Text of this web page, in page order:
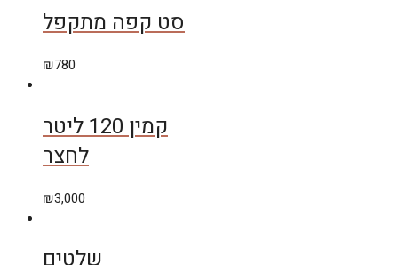
סט קפה מתקפל
₪780
קמין 120 ליטר
לחצר
₪3,000